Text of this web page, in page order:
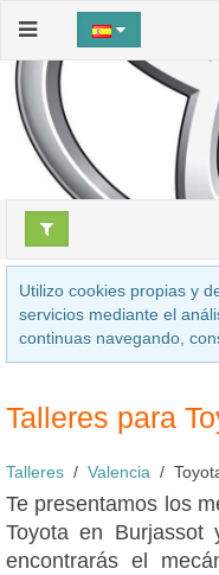
Utilizo cookies propias y
servicios mediante el
continuas navegando,
Talleres para
Talleres Valencia
Te presentamos los
Toyota en Burjassot
encontrarás el